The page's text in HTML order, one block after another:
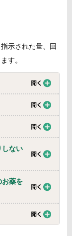
示された量、回
す。
しない
お薬を